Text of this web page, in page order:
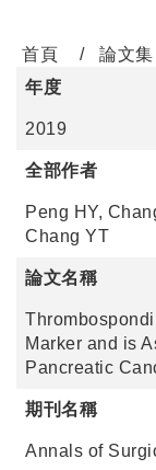
首頁
論文集
年度
2019
全部作者
Peng HY,
Chang YT
論文名稱
Marker and is
Pancreatic
期刊名稱
Annals of